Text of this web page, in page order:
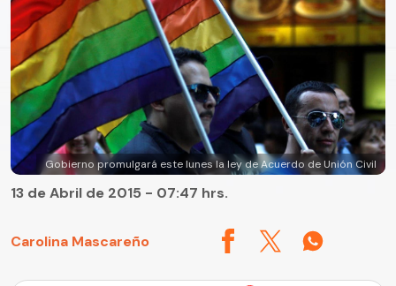
Gobierno promulgará este lunes la ley de Acuerdo de Unión Civil
Carolina Mascareño
13 de Abril de 2015 - 07:47 hrs.